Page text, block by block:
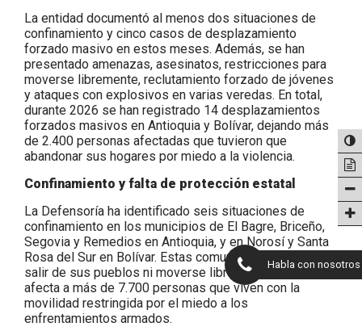
La entidad documentó al menos dos situaciones de
confinamiento y cinco casos de desplazamiento
forzado masivo en estos meses. Además, se han
presentado amenazas, asesinatos, restricciones para
moverse libremente, reclutamiento forzado de jóvenes
y ataques con explosivos en varias veredas. En total,
durante 2026 se han registrado 14 desplazamientos
forzados masivos en Antioquia y Bolívar, dejando más
de 2.400 personas afectadas que tuvieron que
abandonar sus hogares por miedo a la violencia.
Confinamiento y falta de protección estatal
La Defensoría ha identificado seis situaciones de
confinamiento en los municipios de El Bagre, Briceño,
Segovia y Remedios en Antioquia, y en Norosí y Santa
Rosa del Sur en Bolívar. Estas comunidades no pueden
salir de sus pueblos ni moverse libremente, lo que
afecta a más de 7.700 personas que viven con la
movilidad restringida por el miedo a los
enfrentamientos armados.
Habla con nosotros